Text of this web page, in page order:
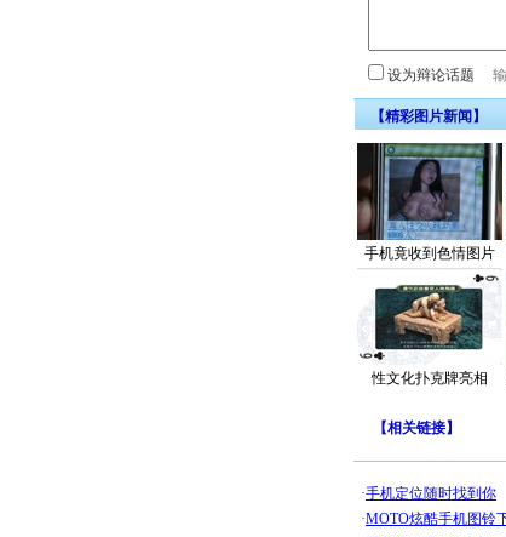
设为辩论话题
【精彩图片新闻】
手机竟收到色情图片
性文化扑克牌亮相
【相关链接】